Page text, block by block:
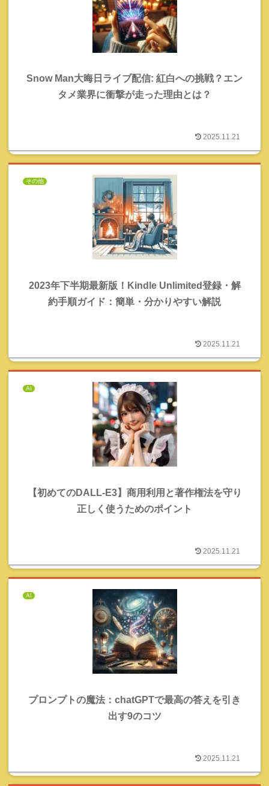
Snow Man大晦日ライブ配信: 紅白への挑戦？エン
タメ業界に衝撃が走った理由とは？
2025.11.21
その他
2023年下半期最新版！Kindle Unlimited登録・解
約手順ガイド：簡単・分かりやすい解説
2025.11.21
AI
【初めてのDALL-E3】商用利用と著作権法を守り
正しく使うためのポイント
2025.11.21
AI
プロンプトの魔法：chatGPTで最高の答えを引き
出す9のコツ
2025.11.21